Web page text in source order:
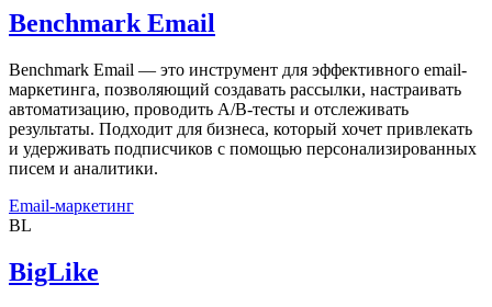
Benchmark Email
Benchmark Email — это инструмент для эффективного email-
маркетинга, позволяющий создавать рассылки, настраивать
автоматизацию, проводить A/B-тесты и отслеживать
результаты. Подходит для бизнеса, который хочет привлекать
и удерживать подписчиков с помощью персонализированных
писем и аналитики.
Email-маркетинг
BL
BigLike